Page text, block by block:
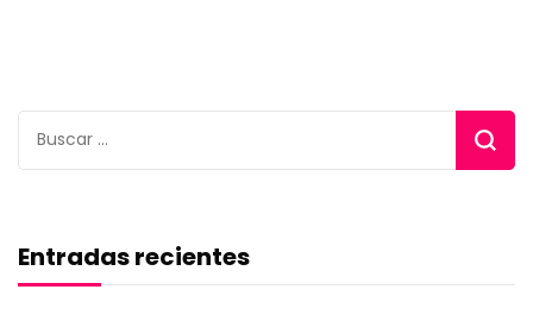
Buscar:
Entradas recientes